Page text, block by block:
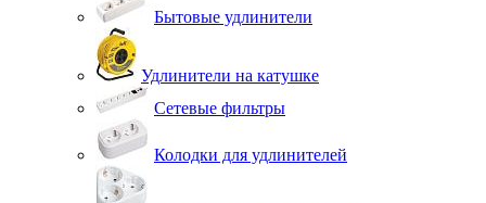
Бытовые удлинители
Удлинители на катушке
Сетевые фильтры
Колодки для удлинителей